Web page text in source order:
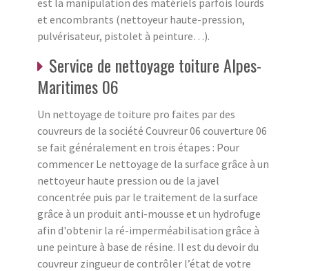
et encombrants (nettoyeur haute-pression,
pulvérisateur, pistolet à peinture…).
Service de nettoyage toiture Alpes-
Maritimes 06
Un nettoyage de toiture pro faites par des
couvreurs de la société Couvreur 06 couverture 06
se fait généralement en trois étapes : Pour
commencer Le nettoyage de la surface grâce à un
nettoyeur haute pression ou de la javel
concentrée puis par le traitement de la surface
grâce à un produit anti-mousse et un hydrofuge
afin d'obtenir la ré-imperméabilisation grâce à
une peinture à base de résine. Il est du devoir du
couvreur zingueur de contrôler l’état de votre